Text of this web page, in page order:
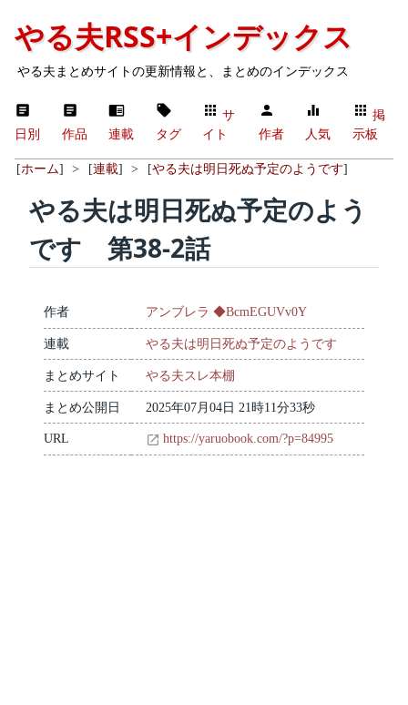
やる夫RSS+インデックス
やる夫まとめサイトの更新情報と、まとめのインデックス
日別 作品 連載 タグ
サ
イト
作者 人気
掲
示板
[ホーム] > [連載] > [やる夫は明日死ぬ予定のようです]
やる夫は明日死ぬ予定のよう
です 第38-2話
作者 アンブレラ ◆BcmEGUVv0Y
連載 やる夫は明日死ぬ予定のようです
まとめサイト やる夫スレ本棚
まとめ公開日 2025年07月04日 21時11分33秒
URL https://yaruobook.com/?p=84995